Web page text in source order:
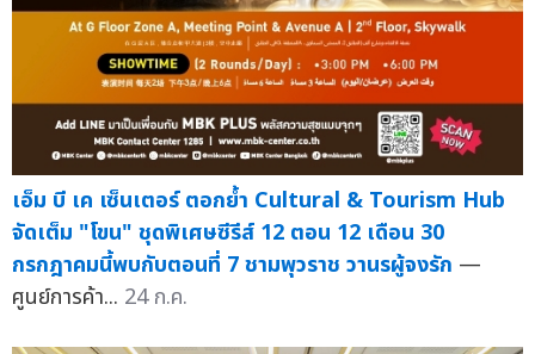
เอ็ม บี เค เซ็นเตอร์ ตอกย้ำ Cultural & Tourism Hub
จัดเต็ม "โขน" ชุดพิเศษซีรีส์ 12 ตอน 12 เดือน 30
กรกฎาคมนี้พบกับตอนที่ 7 ชามพุวราช วานรผู้จงรัก —
ศูนย์การค้า... 24 ก.ค.